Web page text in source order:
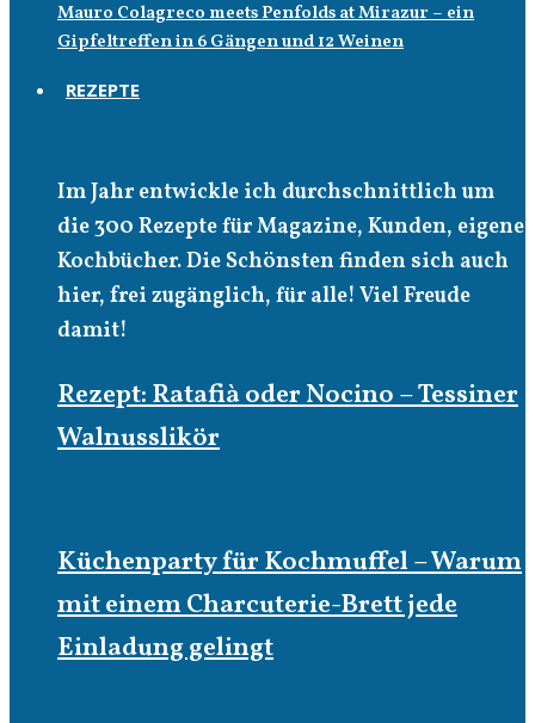
Mauro Colagreco meets Penfolds at Mirazur – ein
Gipfeltreffen in 6 Gängen und 12 Weinen
REZEPTE
Im Jahr entwickle ich durchschnittlich um
die 300 Rezepte für Magazine, Kunden, eigene
Kochbücher. Die Schönsten finden sich auch
hier, frei zugänglich, für alle! Viel Freude
damit!
Rezept: Ratafià oder Nocino – Tessiner
Walnusslikör
Küchenparty für Kochmuffel – Warum
mit einem Charcuterie-Brett jede
Einladung gelingt